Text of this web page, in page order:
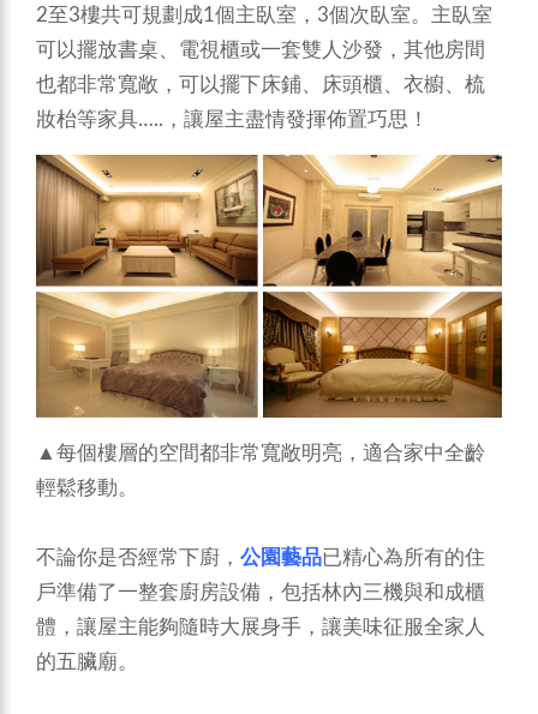
2至3樓共可規劃成1個主臥室，3個次臥室。主臥室
可以擺放書桌、電視櫃或一套雙人沙發，其他房間
也都非常寬敞，可以擺下床鋪、床頭櫃、衣櫥、梳
妝枱等家具…..，讓屋主盡情發揮佈置巧思！
▲每個樓層的空間都非常寬敞明亮，適合家中全齡
輕鬆移動。
不論你是否經常下廚， 公園藝品已精心為所有的住
戶準備了一整套廚房設備，包括林內三機與和成櫃
體，讓屋主能夠隨時大展身手，讓美味征服全家人
的五臟廟。